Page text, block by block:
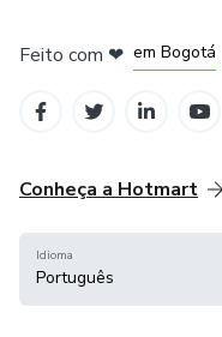
Feito com ❤ em Bogotá
Conheça a Hotmart
Idioma
Português